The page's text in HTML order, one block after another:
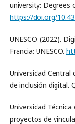
university: Degrees
https://doi.org/
UNESCO. (2022).
Francia: UNESCO.
Universidad Central
de inclusión digital.
Universidad
proyectos de